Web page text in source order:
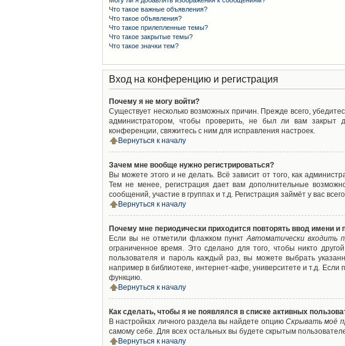
Что такое важные объявления?
Что такое объявления?
Что такое прилепленные темы?
Что такое закрытые темы?
Что такое значки тем?
Вход на конференцию и регистрация
Почему я не могу войти?
Существует несколько возможных причин. Прежде всего,
администратором, чтобы проверить, не был ли вам закрыт
конференции, свяжитесь с ним для исправления настроек.
Вернуться к началу
Зачем мне вообще нужно регистрироваться?
Вы можете этого и не делать. Всё зависит от того, как
Тем не менее, регистрация дает вам дополнительные
сообщений, участие в группах и т.д. Регистрация займёт у вас
Вернуться к началу
Почему мне периодически приходится повторять ввод имени и
Если вы не отметили флажком пунктАвтоматически входить
ограниченное время. Это сделано для того, чтобы никто
пользователя и пароль каждый раз, вы можете выбрать
например в библиотеке, интернет-кафе, университете и т.д. Если
функцию.
Вернуться к началу
Как сделать, чтобы я не появлялся в списке активных
В настройках личного раздела вы найдете опцию Скрывать моё
самому себе. Для всех остальных вы будете скрытым
Вернуться к началу